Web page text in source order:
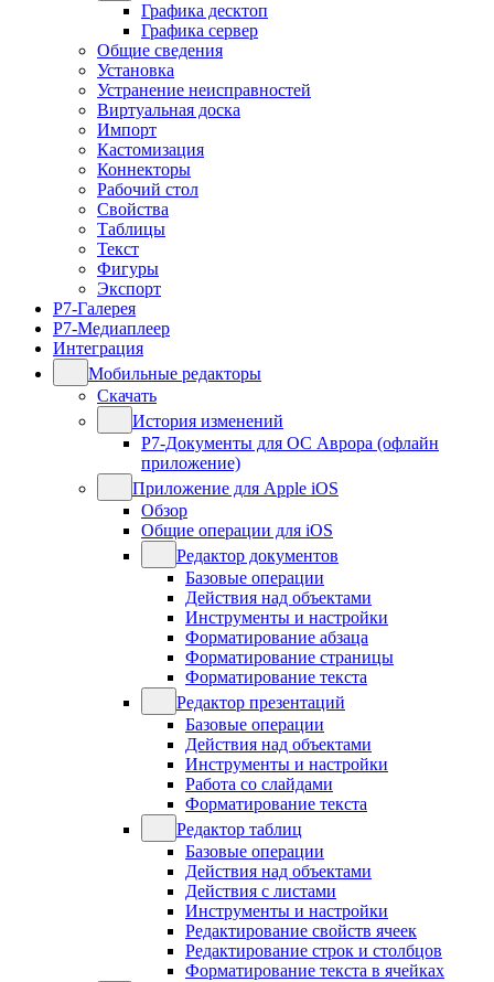
Графика десктоп
Графика сервер
Общие сведения
Установка
Устранение неисправностей
Виртуальная доска
Импорт
Кастомизация
Коннекторы
Рабочий стол
Свойства
Таблицы
Текст
Фигуры
Экспорт
Р7-Галерея
Р7-Медиаплеер
Интеграция
Мобильные редакторы
Скачать
История изменений
Р7-Документы для ОС Аврора (офлайн
приложение)
Приложение для Apple iOS
Обзор
Общие операции для iOS
Редактор документов
Базовые операции
Действия над объектами
Инструменты и настройки
Форматирование абзаца
Форматирование страницы
Форматирование текста
Редактор презентаций
Базовые операции
Действия над объектами
Инструменты и настройки
Работа со слайдами
Форматирование текста
Редактор таблиц
Базовые операции
Действия над объектами
Действия с листами
Инструменты и настройки
Редактирование свойств ячеек
Редактирование строк и столбцов
Форматирование текста в ячейках